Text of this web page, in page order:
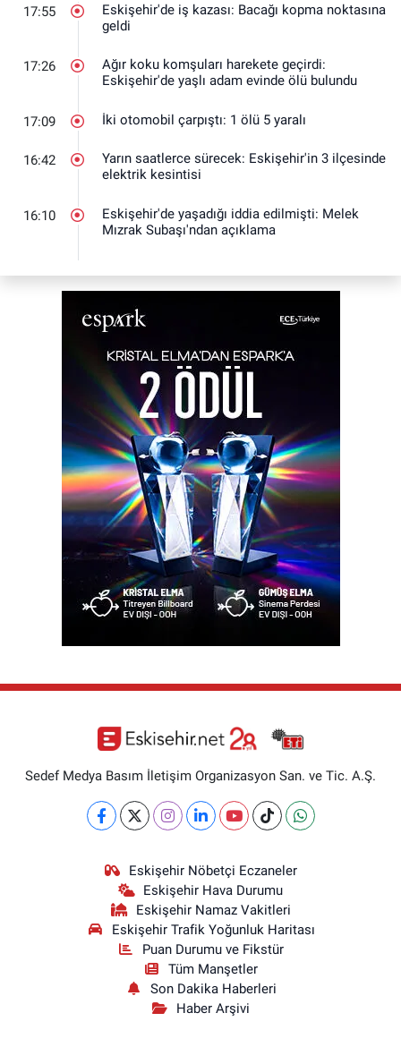
17:55
Eskişehir'de iş kazası: Bacağı kopma noktasına
geldi
17:26
Ağır koku komşuları harekete geçirdi:
Eskişehir'de yaşlı adam evinde ölü bulundu
17:09 İki otomobil çarpıştı: 1 ölü 5 yaralı
16:42
Yarın saatlerce sürecek: Eskişehir'in 3 ilçesinde
elektrik kesintisi
16:10
Eskişehir'de yaşadığı iddia edilmişti: Melek
Mızrak Subaşı'ndan açıklama
Sedef Medya Basım İletişim Organizasyon San. ve Tic. A.Ş.
Eskişehir Nöbetçi Eczaneler
Eskişehir Hava Durumu
Eskişehir Namaz Vakitleri
Eskişehir Trafik Yoğunluk Haritası
Puan Durumu ve Fikstür
Tüm Manşetler
Son Dakika Haberleri
Haber Arşivi